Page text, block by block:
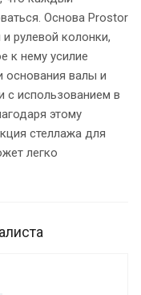
Основа Prostor
рулевой колонки,
к нему усилие
основания валы и
с использованием в
этому
стеллажа для
легко